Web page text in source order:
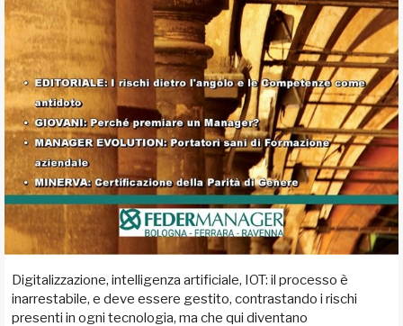
Digitalizzazione, intelligenza artificiale, IOT: il processo è
inarrestabile, e deve essere gestito, contrastando i rischi
presenti in ogni tecnologia, ma che qui diventano